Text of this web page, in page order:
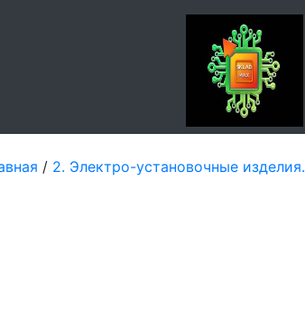
/ 2. Электро-установочные изделия.